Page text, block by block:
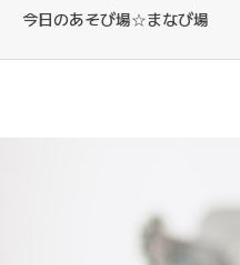
今日のあそび場☆まなび場